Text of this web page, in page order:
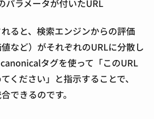
パラメータが付いたURL
ると、検索エンジンからの評価
値など）がそれぞれのURLに分散し
タグを使って「このURL
ください」と指示することで、
できるのです。